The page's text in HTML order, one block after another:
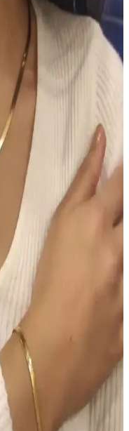
estetik ve dayanıklı
yüksek kalite ve müşteri
etkisiyle yağ
iyileşme
değişmektedir.
Uzun Süre
parlaklığıyla gün boyu
yapmadan uzun süre
koku dikkat
Kuru Şampuan
görünüm ve hacim
sunar ve renk
konusunda dikkatli
Uygulama
Sağlama